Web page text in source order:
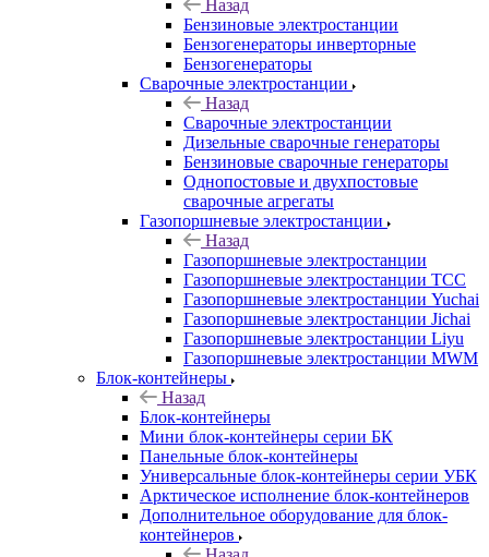
Назад
Бензиновые электростанции
Бензогенераторы инверторные
Бензогенераторы
Сварочные электростанции
Назад
Сварочные электростанции
Дизельные сварочные генераторы
Бензиновые сварочные генераторы
Однопостовые и двухпостовые
сварочные агрегаты
Газопоршневые электростанции
Назад
Газопоршневые электростанции
Газопоршневые электростанции ТСС
Газопоршневые электростанции Yuchai
Газопоршневые электростанции Jichai
Газопоршневые электростанции Liyu
Газопоршневые электростанции MWM
Блок-контейнеры
Назад
Блок-контейнеры
Мини блок-контейнеры серии БК
Панельные блок-контейнеры
Универсальные блок-контейнеры серии УБК
Арктическое исполнение блок-контейнеров
Дополнительное оборудование для блок-
контейнеров